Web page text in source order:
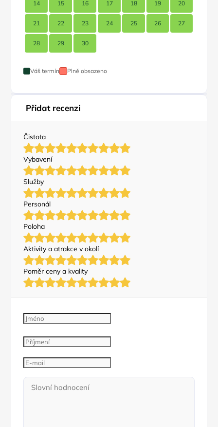
14 15 16 17 18 19 20
21 22 23 24 25 26 27
28 29 30
Váš termín Plně obsazeno
Přidat recenzi
Čistota
Vybavení
Služby
Personál
Poloha
Aktivity a atrakce v okolí
Poměr ceny a kvality